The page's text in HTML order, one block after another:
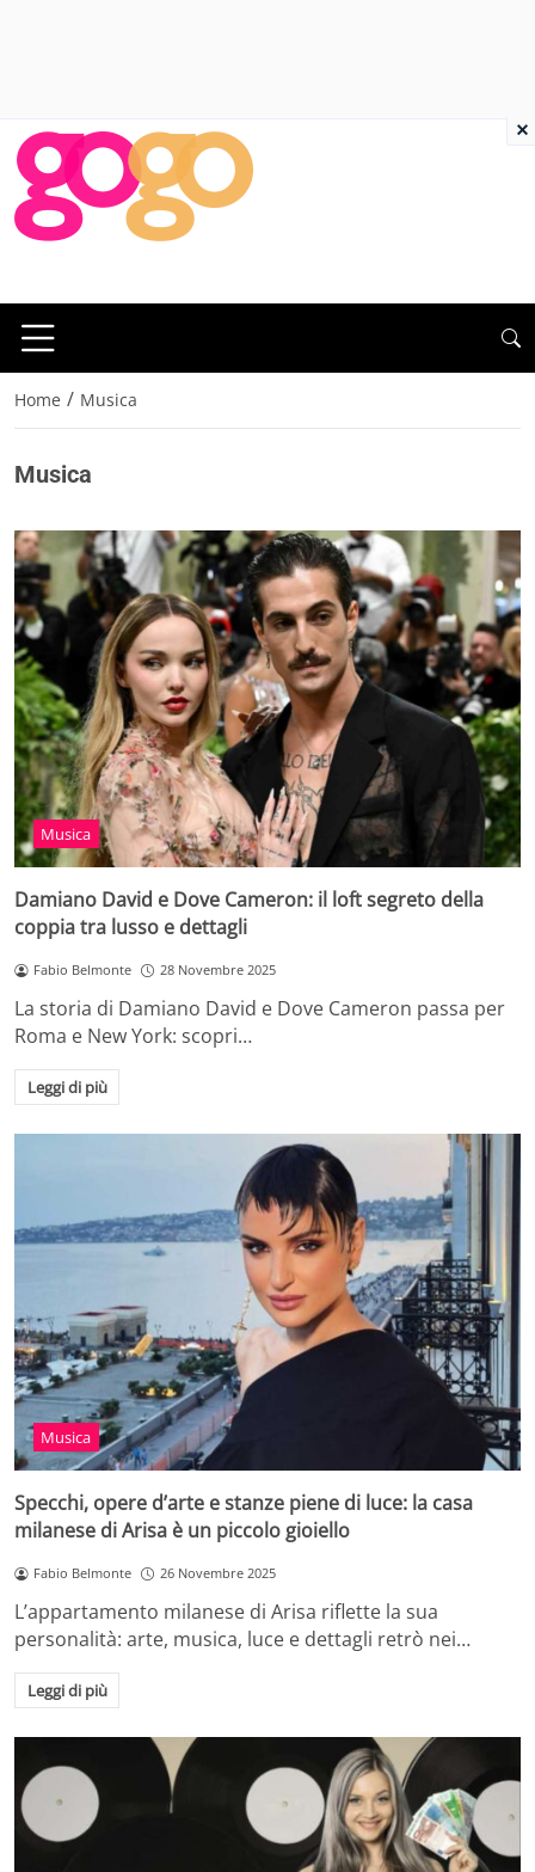
Home / Musica
Musica
Musica
Damiano David e Dove Cameron: il loft segreto della
coppia tra lusso e dettagli
Fabio Belmonte 28 Novembre 2025
La storia di Damiano David e Dove Cameron passa per
Roma e New York: scopri…
Leggi di più
Musica
Specchi, opere d’arte e stanze piene di luce: la casa
milanese di Arisa è un piccolo gioiello
Fabio Belmonte 26 Novembre 2025
L’appartamento milanese di Arisa riflette la sua
personalità: arte, musica, luce e dettagli retrò nei…
Leggi di più
×